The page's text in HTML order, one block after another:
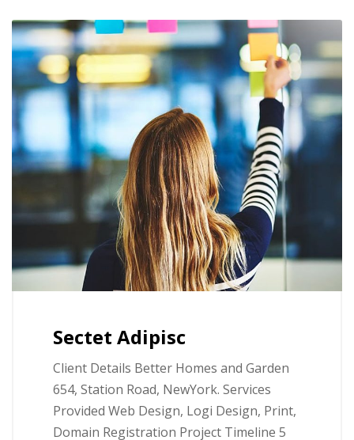
Sectet Adipisc
Client Details Better Homes and Garden
654, Station Road, NewYork. Services
Provided Web Design, Logi Design, Print,
Domain Registration Project Timeline 5